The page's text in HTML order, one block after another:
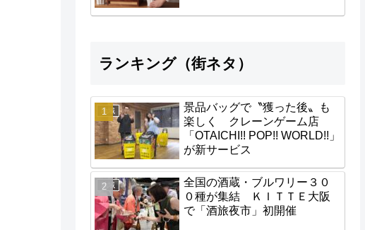
ランキング（街ネタ）
地域
景品バッグで〝獲った後〟も
楽しく クレーンゲーム店
「OTAICHI!! POP!! WORLD!!」
が新サービス
地域
全国の酒蔵・ブルワリー３０
０種が集結 ＫＩＴＴＥ大阪
で「酒旅夜市」初開催